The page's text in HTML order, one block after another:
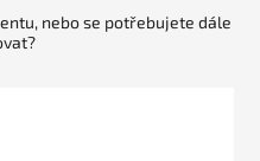
nebo se potřebujete dále